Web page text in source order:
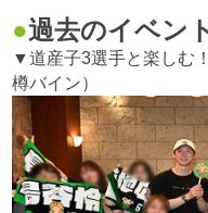
過去のイベン
▼道産子3選手と楽しむ
樽バイン）